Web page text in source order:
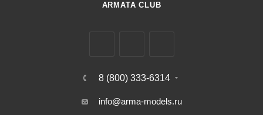
ARMATA CLUB
8 (800) 333-6314
info@arma-models.ru